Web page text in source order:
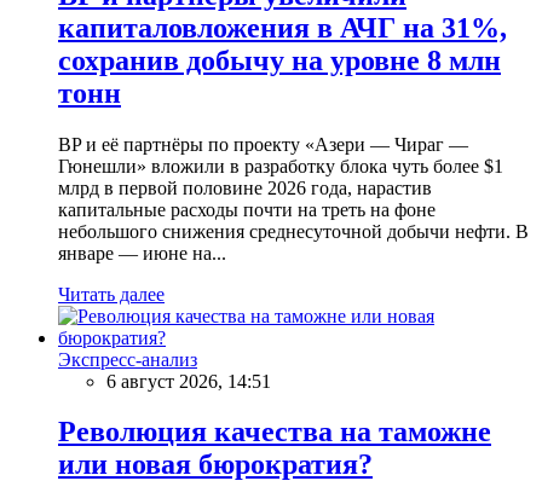
капиталовложения в АЧГ на 31%,
сохранив добычу на уровне 8 млн
тонн
BP и её партнёры по проекту «Азери — Чираг —
Гюнешли» вложили в разработку блока чуть более $1
млрд в первой половине 2026 года, нарастив
капитальные расходы почти на треть на фоне
небольшого снижения среднесуточной добычи нефти. В
январе — июне на...
Читать далее
Экспресс-анализ
6 август 2026, 14:51
Революция качества на таможне
или новая бюрократия?